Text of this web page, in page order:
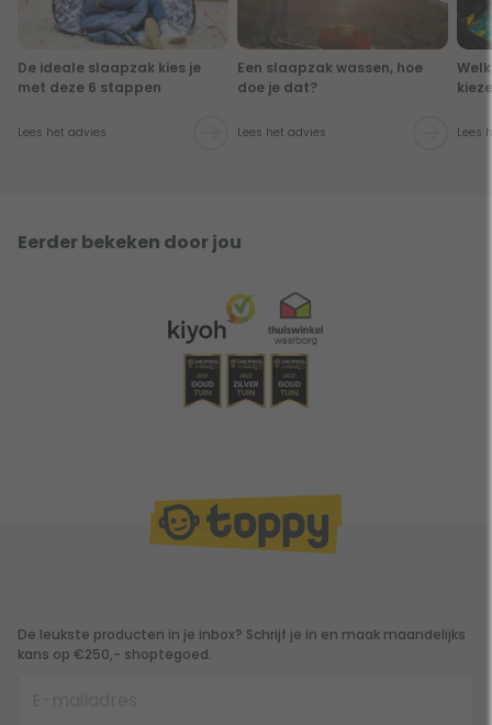
De ideale slaapzak kies je
met deze 6 stappen
Lees het advies
Een slaapzak wassen, hoe
doe je dat?
Lees het advies Lees
Eerder bekeken door jou
De leukste producten in je inbox? Schrijf je in en maak maandelijks
kans op €250,- shoptegoed.